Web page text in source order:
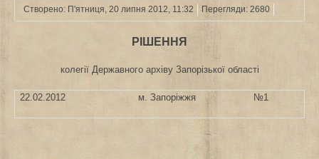
Створено: П'ятниця, 20 липня 2012, 11:32 Перегляди: 2680
РІШЕННЯ
колегії Державного архіву Запорізької області
22.02.2012 м. Запоріжжя №1